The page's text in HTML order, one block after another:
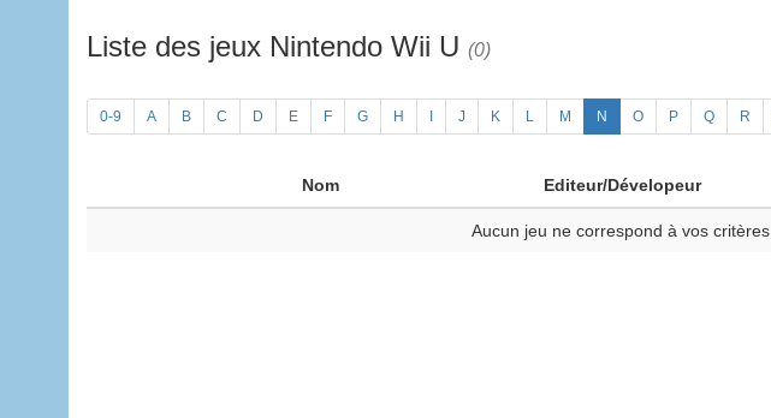
Liste des jeux Nintendo Wii U (0)
0-9 A B C D E F G H J K L M N O P Q R
Nom Editeur/Dévelopeur
Aucun jeu ne correspond à vos critères.